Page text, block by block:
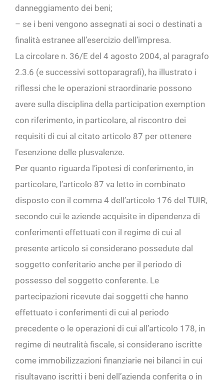
danneggiamento dei beni;
– se i beni vengono assegnati ai soci o destinati a
finalità estranee all’esercizio dell’impresa.
La circolare n. 36/E del 4 agosto 2004, al paragrafo
2.3.6 (e successivi sottoparagrafi), ha illustrato i
riflessi che le operazioni straordinarie possono
avere sulla disciplina della participation exemption
con riferimento, in particolare, al riscontro dei
requisiti di cui al citato articolo 87 per ottenere
l’esenzione delle plusvalenze.
Per quanto riguarda l’ipotesi di conferimento, in
particolare, l’articolo 87 va letto in combinato
disposto con il comma 4 dell’articolo 176 del TUIR,
secondo cui le aziende acquisite in dipendenza di
conferimenti effettuati con il regime di cui al
presente articolo si considerano possedute dal
soggetto conferitario anche per il periodo di
possesso del soggetto conferente. Le
partecipazioni ricevute dai soggetti che hanno
effettuato i conferimenti di cui al periodo
precedente o le operazioni di cui all’articolo 178, in
regime di neutralità fiscale, si considerano iscritte
come immobilizzazioni finanziarie nei bilanci in cui
risultavano iscritti i beni dell’azienda conferita o in